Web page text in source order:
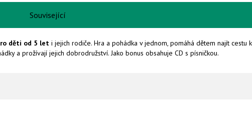
Související
děti od 5 let i jejich rodiče. Hra a pohádka v jednom, pomáhá dětem najít cestu
a prožívají jejich dobrodružství. Jako bonus obsahuje CD s písničkou.